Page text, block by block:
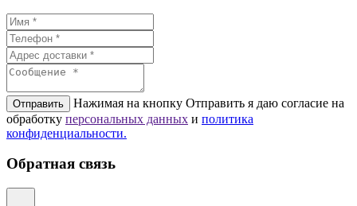
Отправить
Нажимая на кнопку Отправить я даю согласие на
обработку персональных данных и политикa
конфиденциальности.
Обратная связь